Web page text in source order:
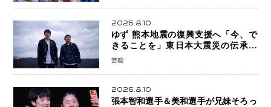
2026.8.10
ゆず 熊本地震の復興支援へ「今、で
きることを」東日本大震災の伝承歌
「幾重」ライブ音源を配信、収益を全
芸能
2026.8.10
張本智和選手＆美和選手が兄妹そろっ